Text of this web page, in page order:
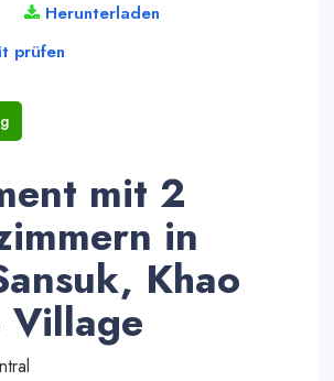
Herunterladen
prüfen
mit 2
in
Khao
Village